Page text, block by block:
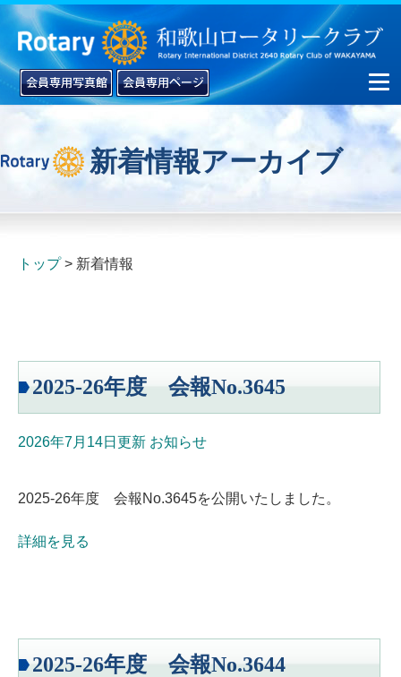
新着情報アーカイブ
トップ 新着情報
2025-26年度 会報No.3645
2026年7月14日更新 お知らせ
2025-26年度 会報No.3645を公開いたしました。
詳細を見る
2025-26年度 会報No.3644